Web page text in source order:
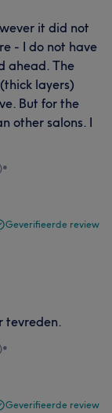
it did not
- I do not have
ahead. The
layers)
But for the
other salons. I
•
Geverifieerde review
tevreden.
•
Geverifieerde review